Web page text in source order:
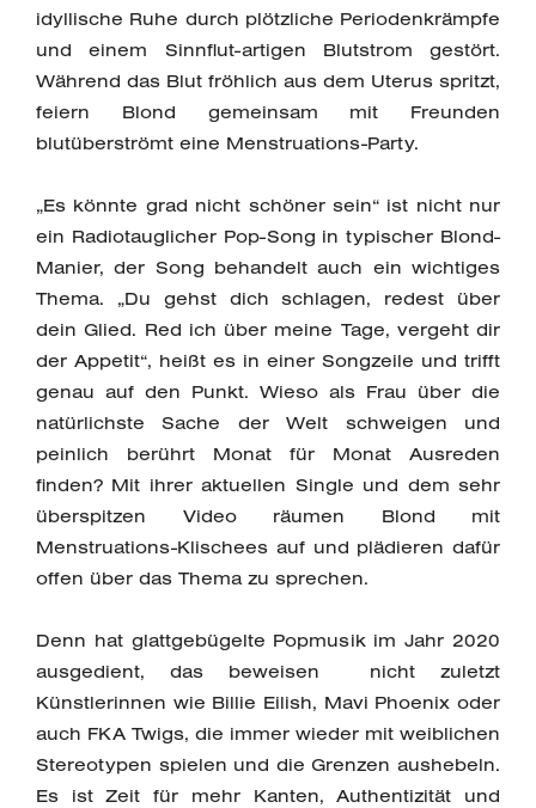
idyllische Ruhe durch plötzliche Periodenkrämpfe
und einem Sinnflut-artigen Blutstrom gestört.
Während das Blut fröhlich aus dem Uterus spritzt,
feiern Blond gemeinsam mit Freunden
blutüberströmt eine Menstruations-Party.
„Es könnte grad nicht schöner sein“ ist nicht nur
ein Radiotauglicher Pop-Song in typischer Blond-
Manier, der Song behandelt auch ein wichtiges
Thema. „Du gehst dich schlagen, redest über
dein Glied. Red ich über meine Tage, vergeht dir
der Appetit“, heißt es in einer Songzeile und trifft
genau auf den Punkt. Wieso als Frau über die
natürlichste Sache der Welt schweigen und
peinlich berührt Monat für Monat Ausreden
finden? Mit ihrer aktuellen Single und dem sehr
überspitzen Video räumen Blond mit
Menstruations-Klischees auf und plädieren dafür
offen über das Thema zu sprechen.
Denn hat glattgebügelte Popmusik im Jahr 2020
ausgedient, das beweisen nicht zuletzt
Künstlerinnen wie Billie Eilish, Mavi Phoenix oder
auch FKA Twigs, die immer wieder mit weiblichen
Stereotypen spielen und die Grenzen aushebeln.
Es ist Zeit für mehr Kanten, Authentizität und